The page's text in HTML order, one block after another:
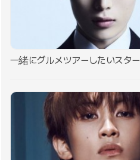
一緒にグルメツアーしたいスター